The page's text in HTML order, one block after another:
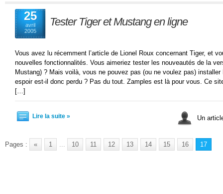
25
avril
2005
Tester Tiger et Mustang en ligne
Vous avez lu récemment l’article de Lionel Roux concernant Tiger, et
nouvelles fonctionnalités. Vous aimeriez tester les nouveautés de la
Mustang) ? Mais voilà, vous ne pouvez pas (ou ne voulez pas)
espoir est-il donc perdu ? Pas du tout. Zamples est là pour vous. Ce
[…]
Lire la suite » Un
Pages : « 1 ... 10 11 12 13 14 15 16 17